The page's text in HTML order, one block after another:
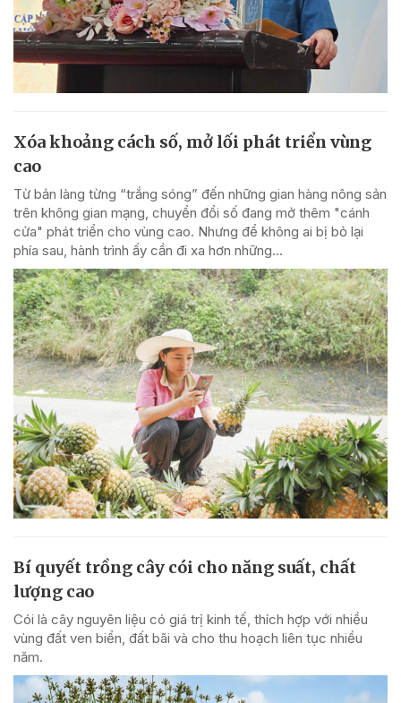
Xóa khoảng cách số, mở lối phát triển vùng
cao
Từ bản làng từng “trắng sóng” đến những gian hàng nông sản
trên không gian mạng, chuyển đổi số đang mở thêm "cánh
cửa" phát triển cho vùng cao. Nhưng để không ai bị bỏ lại
phía sau, hành trình ấy cần đi xa hơn những...
Bí quyết trồng cây cói cho năng suất, chất
lượng cao
Cói là cây nguyên liệu có giá trị kinh tế, thích hợp với nhiều
vùng đất ven biển, đất bãi và cho thu hoạch liên tục nhiều
năm.